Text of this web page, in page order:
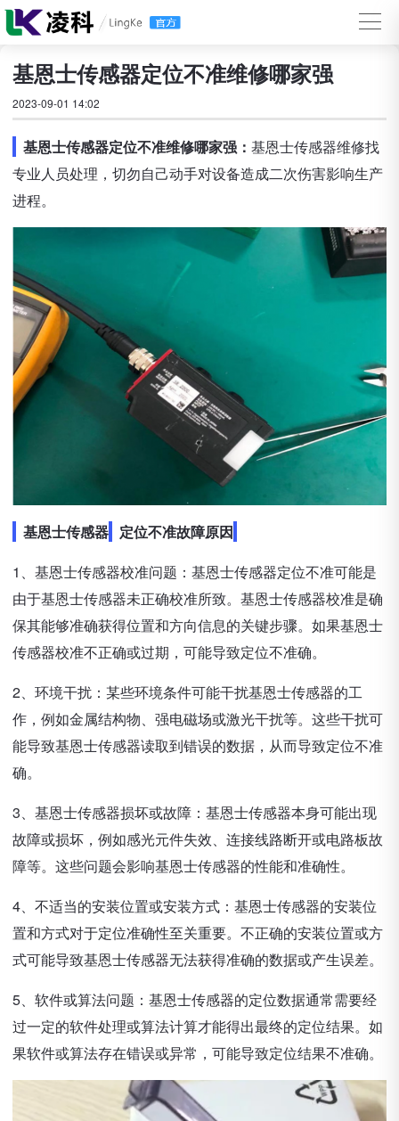
基恩士传感器定位不准维修哪家强
2023-09-01 14:02
基恩士传感器定位不准维修哪家强： 基恩士传感器维修找
专业人员处理，切勿自己动手对设备造成二次伤害影响生产
进程。
基恩士传感器 定位不准故障原因
1、基恩士传感器校准问题：基恩士传感器定位不准可能是
由于基恩士传感器未正确校准所致。基恩士传感器校准是确
保其能够准确获得位置和方向信息的关键步骤。如果基恩士
传感器校准不正确或过期，可能导致定位不准确。
2、环境干扰：某些环境条件可能干扰基恩士传感器的工
作，例如金属结构物、强电磁场或激光干扰等。这些干扰可
能导致基恩士传感器读取到错误的数据，从而导致定位不准
确。
3、基恩士传感器损坏或故障：基恩士传感器本身可能出现
故障或损坏，例如感光元件失效、连接线路断开或电路板故
障等。这些问题会影响基恩士传感器的性能和准确性。
4、不适当的安装位置或安装方式：基恩士传感器的安装位
置和方式对于定位准确性至关重要。不正确的安装位置或方
式可能导致基恩士传感器无法获得准确的数据或产生误差。
5、软件或算法问题：基恩士传感器的定位数据通常需要经
过一定的软件处理或算法计算才能得出最终的定位结果。如
果软件或算法存在错误或异常，可能导致定位结果不准确。